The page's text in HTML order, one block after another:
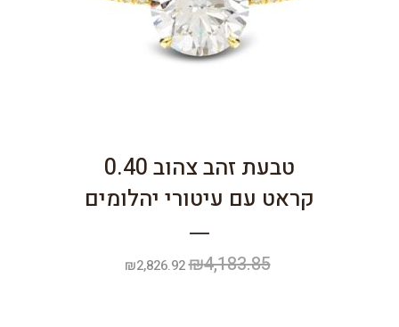
טבעת זהב צהוב 0.40
קראט עם עיטורי יהלומים
₪4,183.85
המחיר
₪2,826.92